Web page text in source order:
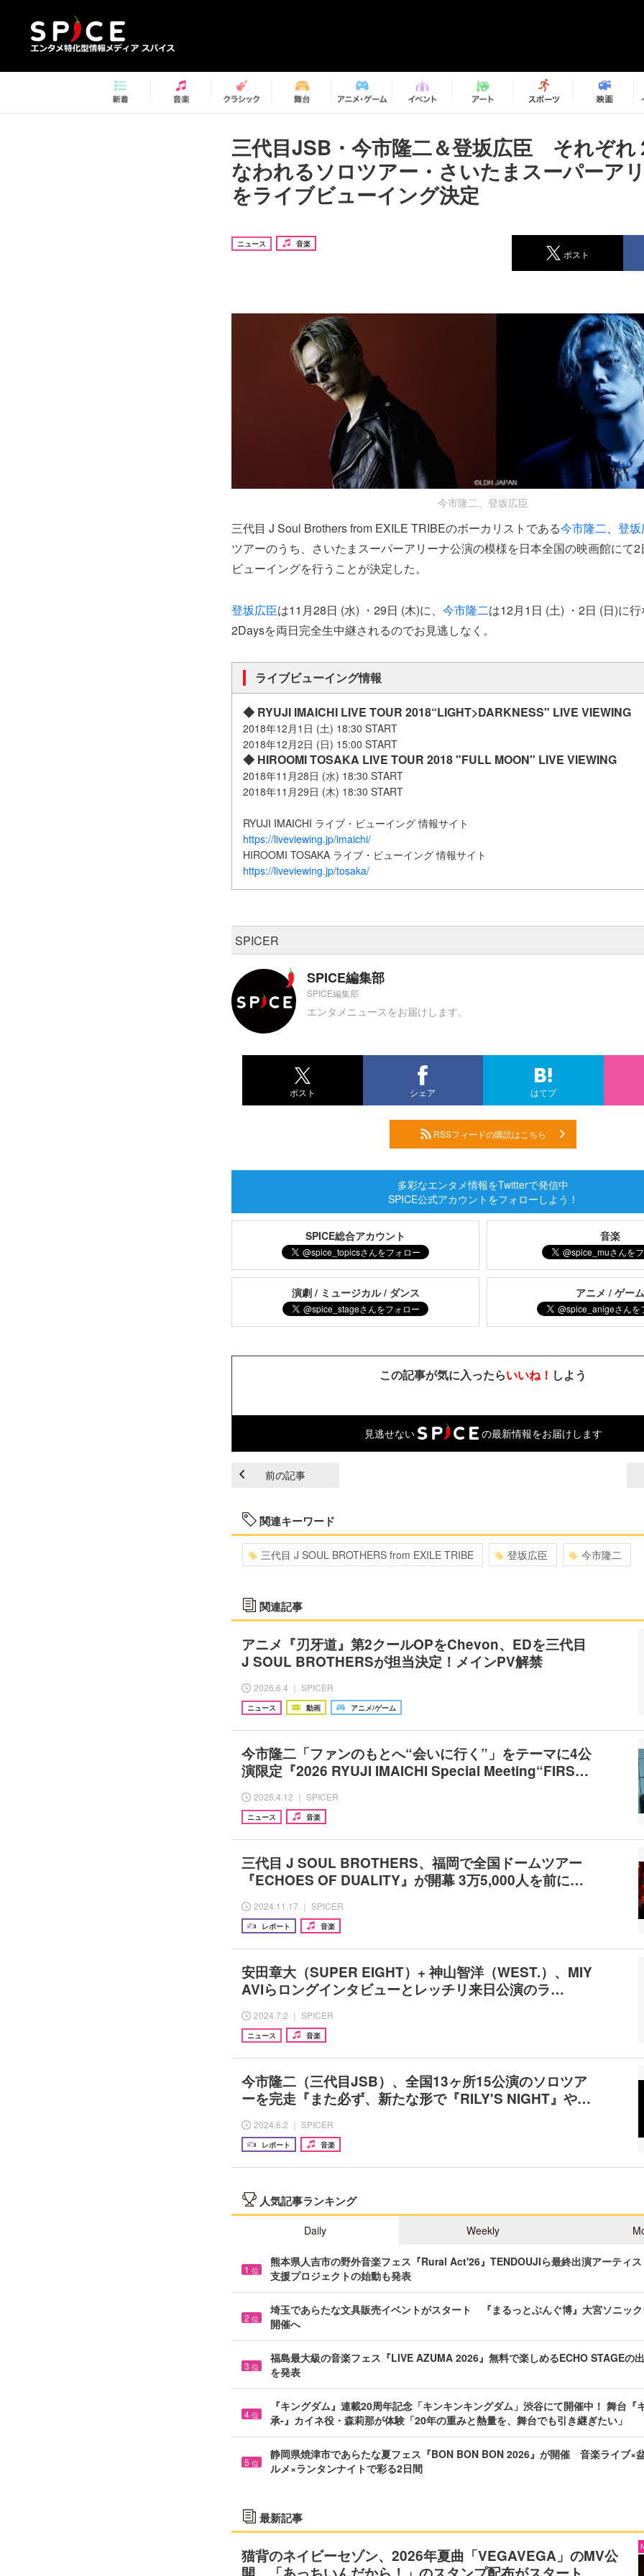
三代目JSB・今市隆二＆登坂広臣 それぞれ
なわれるソロツアー・さいたまスーパーア
をライブビューイング決定
ニュース 音楽
ポスト
今市隆二、登坂広臣
三代目 J Soul Brothers from EXILE TRIBEのボーカリストである今市隆二、 登
ツアーのうち、さいたまスーパーアリーナ公演の模様を日本全国の映画館にて
ビューイングを行うことが決定した。
登坂広臣は11月28日 (水) ・29日 (木)に、 今市隆二は12月1日 (土) ・2日 (日)に
2Daysを両日完全生中継されるのでお見逃しなく。
ライブビューイング情報
◆ RYUJI IMAICHI LIVE TOUR 2018“LIGHT>DARKNESS" LIVE VIEWING
2018年12月1日 (土) 18:30 START
2018年12月2日 (日) 15:00 START
◆ HIROOMI TOSAKA LIVE TOUR 2018 "FULL MOON" LIVE VIEWING
2018年11月28日 (水) 18:30 START
2018年11月29日 (木) 18:30 START
RYUJI IMAICHI ライブ・ビューイング 情報サイト
https://liveviewing.jp/imaichi/
HIROOMI TOSAKA ライブ・ビューイング 情報サイト
https://liveviewing.jp/tosaka/
SPICER
SPICE編集部
SPICE編集部
エンタメニュースをお届けします。
ポスト シェア はてブ
RSSフィードの購読はこちら
多彩なエンタメ情報をTwitterで発信中
SPICE公式アカウントをフォローしよう！
SPICE総合アカウント 音楽
演劇 / ミュージカル / ダンス アニメ / ゲー
この記事が気に入ったらいいね！ しよう
見逃せない の最新情報をお届けします
前の記事
関連キーワード
三代目 J SOUL BROTHERS from EXILE TRIBE 登坂広臣 今市隆二
関連記事
アニメ『刃牙道』第2クールOPをChevon、EDを三代目
J SOUL BROTHERSが担当決定！メインPV解禁
2026.6.4 ｜ SPICER
ニュース 動画 アニメ/ゲーム
今市隆二「ファンのもとへ“会いに行く”」をテーマに4公
演限定『2026 RYUJI IMAICHI Special Meeting“FIRS…
2026.4.12 ｜ SPICER
ニュース 音楽
三代目 J SOUL BROTHERS、福岡で全国ドームツアー
『ECHOES OF DUALITY』が開幕 3万5,000人を前に…
2024.11.17 ｜ SPICER
レポート 音楽
安田章大（SUPER EIGHT）+ 神山智洋（WEST.）、MIY
AVIらロングインタビューとレッチリ来日公演のラ…
2024.7.2 ｜ SPICER
ニュース 音楽
今市隆二（三代目JSB）、全国13ヶ所15公演のソロツア
ーを完走『また必ず、新たな形で『RILY'S NIGHT』や…
2024.6.2 ｜ SPICER
レポート 音楽
人気記事ランキング
Daily Weekly
1 位
熊本県人吉市の野外音楽フェス『Rural Act'26』TENDOUJIら最終出演アーティ
支援プロジェクトの始動も発表
2 位
埼玉であらたな文具販売イベントがスタート 『まるっとぶんぐ博』大宮ソニッ
開催へ
3 位
福島最大級の音楽フェス『LIVE AZUMA 2026』無料で楽しめるECHO STAGEの
を発表
4 位
『キングダム』連載20周年記念「キンキンキングダム」渋谷にて開催中！ 舞台
承-』カイネ役・森莉那が体験「20年の重みと熱量を、舞台でも引き継ぎたい」
5 位
静岡県焼津市であらたな夏フェス『BON BON BON 2026』が開催 音楽ライブ×
ルメ×ランタンナイトで彩る2日間
最新記事
猫背のネイビーセゾン、2026年夏曲「VEGAVEGA」のMV公